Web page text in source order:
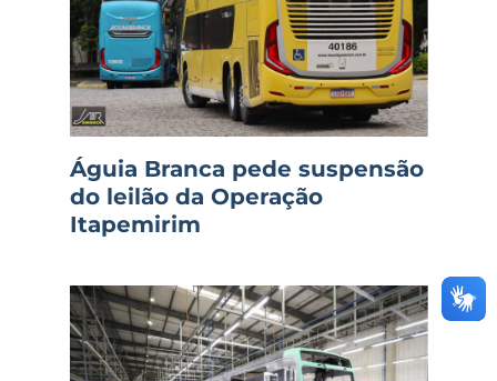
Águia Branca pede suspensão
do leilão da Operação
Itapemirim